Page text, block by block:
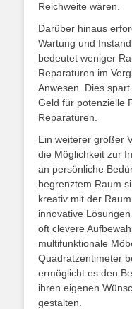
Reichweite wären.
Darüber hinaus
Wartung und
bedeutet weniger
Reparaturen im
Anwesen. Dies
Geld für potenzielle
Reparaturen.
Ein weiterer großer
die Möglichkeit zur
an persönliche
begrenztem Raum
kreativ mit der
innovative
oft clevere
multifunktionale
Quadratzentimeter
ermöglicht es den
ihren eigenen
gestalten.